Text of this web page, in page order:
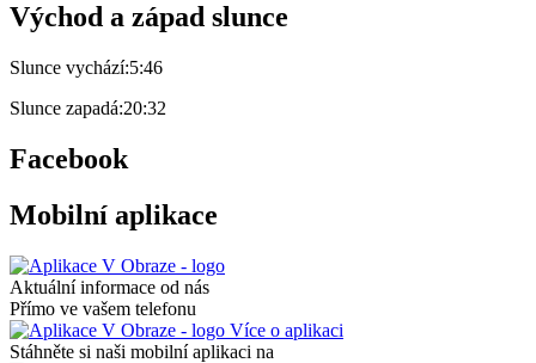
Východ a západ slunce
Slunce vychází:5:46
Slunce zapadá:20:32
Facebook
Mobilní aplikace
Aktuální informace od nás
Přímo ve vašem telefonu
Více o aplikaci
Stáhněte si naši mobilní aplikaci na